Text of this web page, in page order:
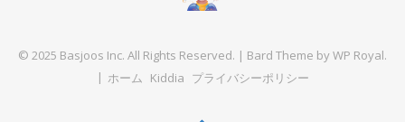
© 2025 Basjoos Inc. All Rights Reserved. | Bard Theme byWP Royal.
ホーム Kiddia プライバシーポリシー